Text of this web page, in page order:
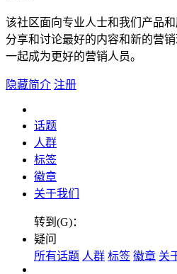
该社区面向专业人士和我们产品和
分享和讨论最好的内容和新的营
一起成为更好的营销人员。
隐藏简介 注册
话题
人群
标签
徽章
关于我们
转到(G)：
疑问
所有话题 人群 标签 徽章 关